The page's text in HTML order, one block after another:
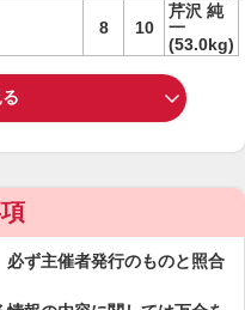
8 10
芹沢 純
一
(53.0kg)
ず主催者発行のものと照合